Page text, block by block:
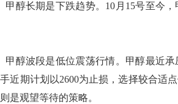
长期是下跌趋势。10月15号至今，
波段是低位震荡行情。甲醇最近承
近期计划以2600为止损，选择较合适
是观望等待的策略。